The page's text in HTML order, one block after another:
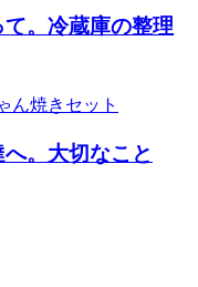
。冷蔵庫の整理
。大切なこと